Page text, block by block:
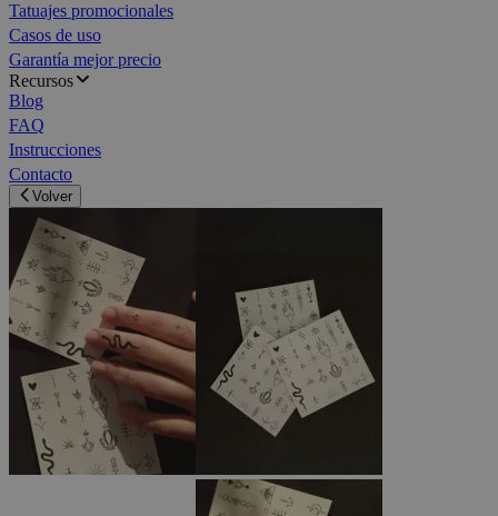
Tatuajes promocionales
Casos de uso
Garantía mejor precio
Recursos
Blog
FAQ
Instrucciones
Contacto
Volver